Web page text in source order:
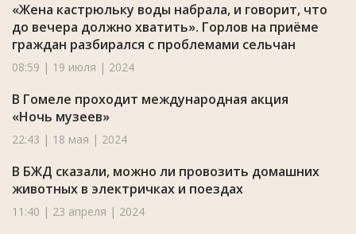
«Жена кастрюльку воды набрала, и говорит, что
до вечера должно хватить». Горлов на приёме
граждан разбирался с проблемами сельчан
08:59 | 19 июля | 2024
В Гомеле проходит международная акция
«Ночь музеев»
22:43 | 18 мая | 2024
В БЖД сказали, можно ли провозить домашних
животных в электричках и поездах
11:40 | 23 апреля | 2024